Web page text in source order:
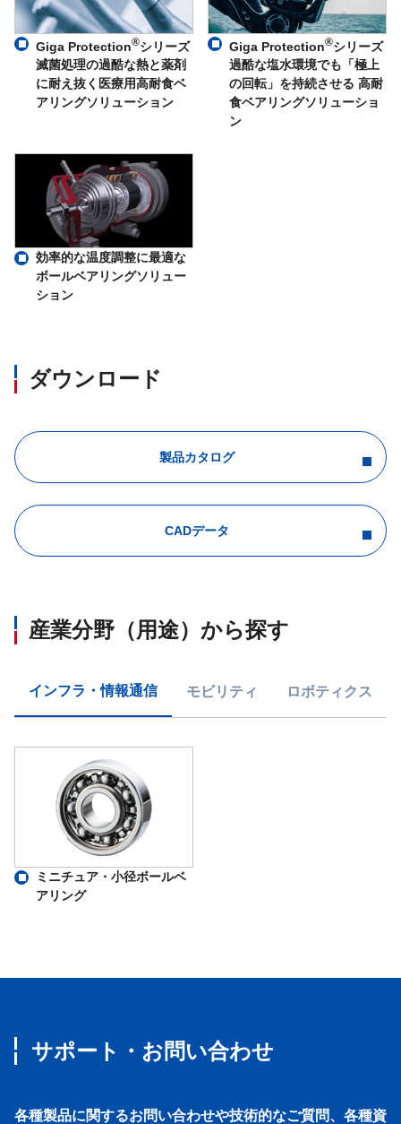
Giga Protection®シリーズ
滅菌処理の過酷な熱と薬剤
に耐え抜く医療用高耐食ベ
アリングソリューション
Giga Protection®シリーズ
過酷な塩水環境でも「極上
の回転」を持続させる 高耐
食ベアリングソリューショ
ン
効率的な温度調整に最適な
ボールベアリングソリュー
ション
ダウンロード
製品カタログ
CADデータ
産業分野（用途）から探す
インフラ・情報通信 モビリティ ロボティクス
ミニチュア・小径ボールベ
アリング
サポート・お問い合わせ
各種製品に関するお問い合わせや技術的なご質問、各種資